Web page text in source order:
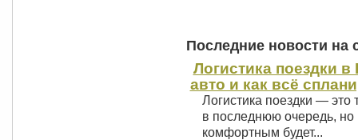
Последние новости на
Логистика поездки
авто и как всё
Логистика поездки —
в последнюю очередь, но
комфортным будет...